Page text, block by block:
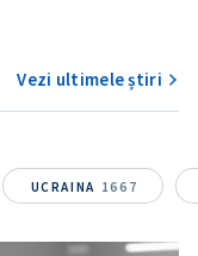
Vezi ultimele știri
UCRAINA 1667